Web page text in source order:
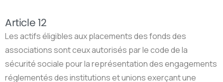
Article 12
Les actifs éligibles aux placements des fonds des
associations sont ceux autorisés par le code de la
sécurité sociale pour la représentation des engagements
réglementés des institutions et unions exerçant une